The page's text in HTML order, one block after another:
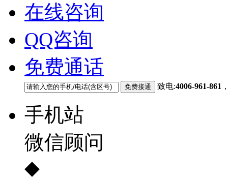
在线咨询
QQ咨询
免费通话
致电:4006-961-861
手机站
微信顾问
◆